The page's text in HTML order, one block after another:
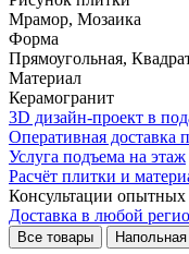
Мрамор, Мозаика
Форма
Прямоугольная,
Материал
Керамогранит
3D дизайн-проект в
Оперативная доставка
Услуга подъема на этаж
Расчёт плитки и
Консультации опытных
Доставка в любой
Все товары